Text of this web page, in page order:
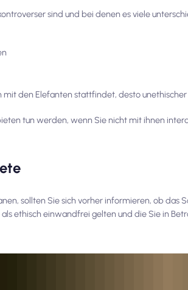
sind und bei denen es viele
den Elefanten stattfindet, desto unethischer
tun werden, wenn Sie nicht mit ihnen
sollten Sie sich vorher informieren, ob das
ethisch einwandfrei gelten und die Sie in